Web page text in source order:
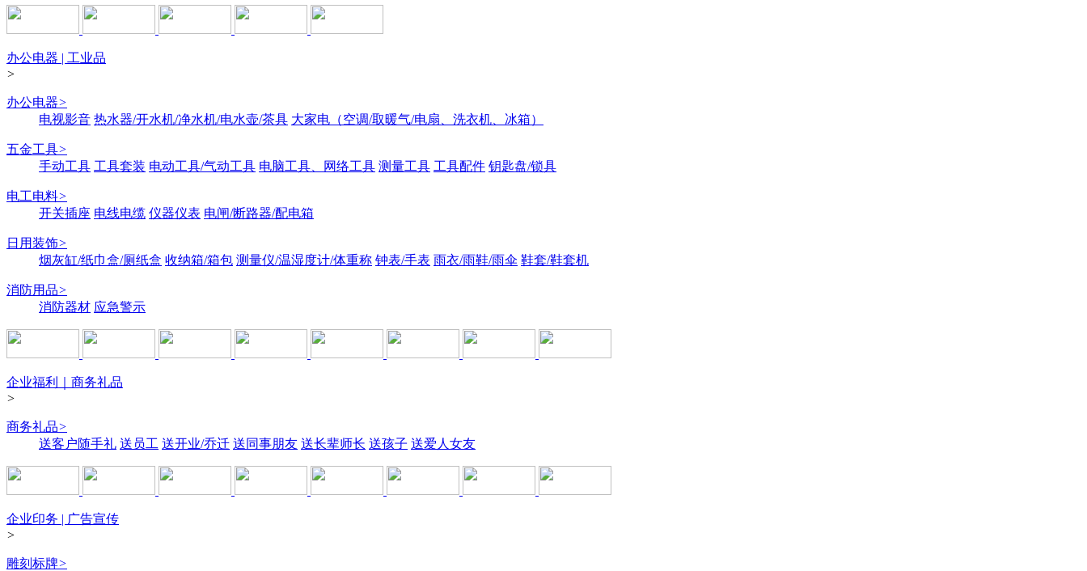
办公电器 | 工业品
>
办公电器>
电视影音 热水器/开水机/净水机/电水壶/茶具 大家电（空调/取暖气/电扇、洗衣机、冰箱）
五金工具>
手动工具 工具套装 电动工具/气动工具 电脑工具、网络工具 测量工具 工具配件 钥匙盘/锁具
电工电料>
开关插座 电线电缆 仪器仪表 电闸/断路器/配电箱
日用装饰>
烟灰缸/纸巾盒/厕纸盒 收纳箱/箱包 测量仪/温湿度计/体重称 钟表/手表 雨衣/雨鞋/雨伞 鞋套/鞋套机
消防用品>
消防器材 应急警示
企业福利｜商务礼品
>
商务礼品>
送客户随手礼 送员工 送开业/乔迁 送同事朋友 送长辈师长 送孩子 送爱人女友
企业印务 | 广告宣传
>
雕刻标牌>